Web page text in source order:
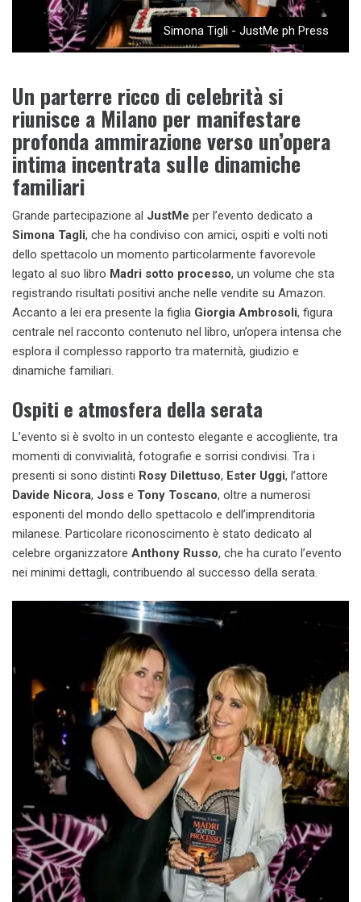
Simona Tigli - JustMe ph Press
Un parterre ricco di celebrità si
riunisce a Milano per manifestare
profonda ammirazione verso un’opera
intima incentrata sulle dinamiche
familiari
Grande partecipazione al JustMe per l’evento dedicato a
Simona Tagli, che ha condiviso con amici, ospiti e volti noti
dello spettacolo un momento particolarmente favorevole
legato al suo libro Madri sotto processo, un volume che sta
registrando risultati positivi anche nelle vendite su Amazon.
Accanto a lei era presente la figlia Giorgia Ambrosoli, figura
centrale nel racconto contenuto nel libro, un’opera intensa che
esplora il complesso rapporto tra maternità, giudizio e
dinamiche familiari.
Ospiti e atmosfera della serata
L’evento si è svolto in un contesto elegante e accogliente, tra
momenti di convivialità, fotografie e sorrisi condivisi. Tra i
presenti si sono distinti Rosy Dilettuso, Ester Uggi, l’attore
Davide Nicora, Joss e Tony Toscano, oltre a numerosi
esponenti del mondo dello spettacolo e dell’imprenditoria
milanese. Particolare riconoscimento è stato dedicato al
celebre organizzatore Anthony Russo, che ha curato l’evento
nei minimi dettagli, contribuendo al successo della serata.